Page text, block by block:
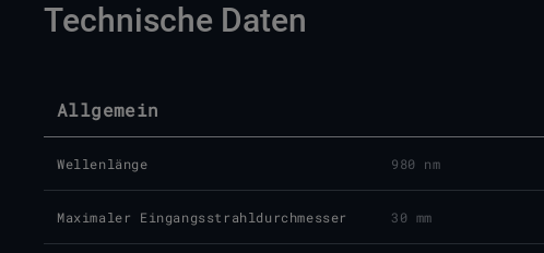
Technische Daten
Allgemein
Wellenlänge 980 nm
Maximaler Eingangsstrahldurchmesser 30 mm